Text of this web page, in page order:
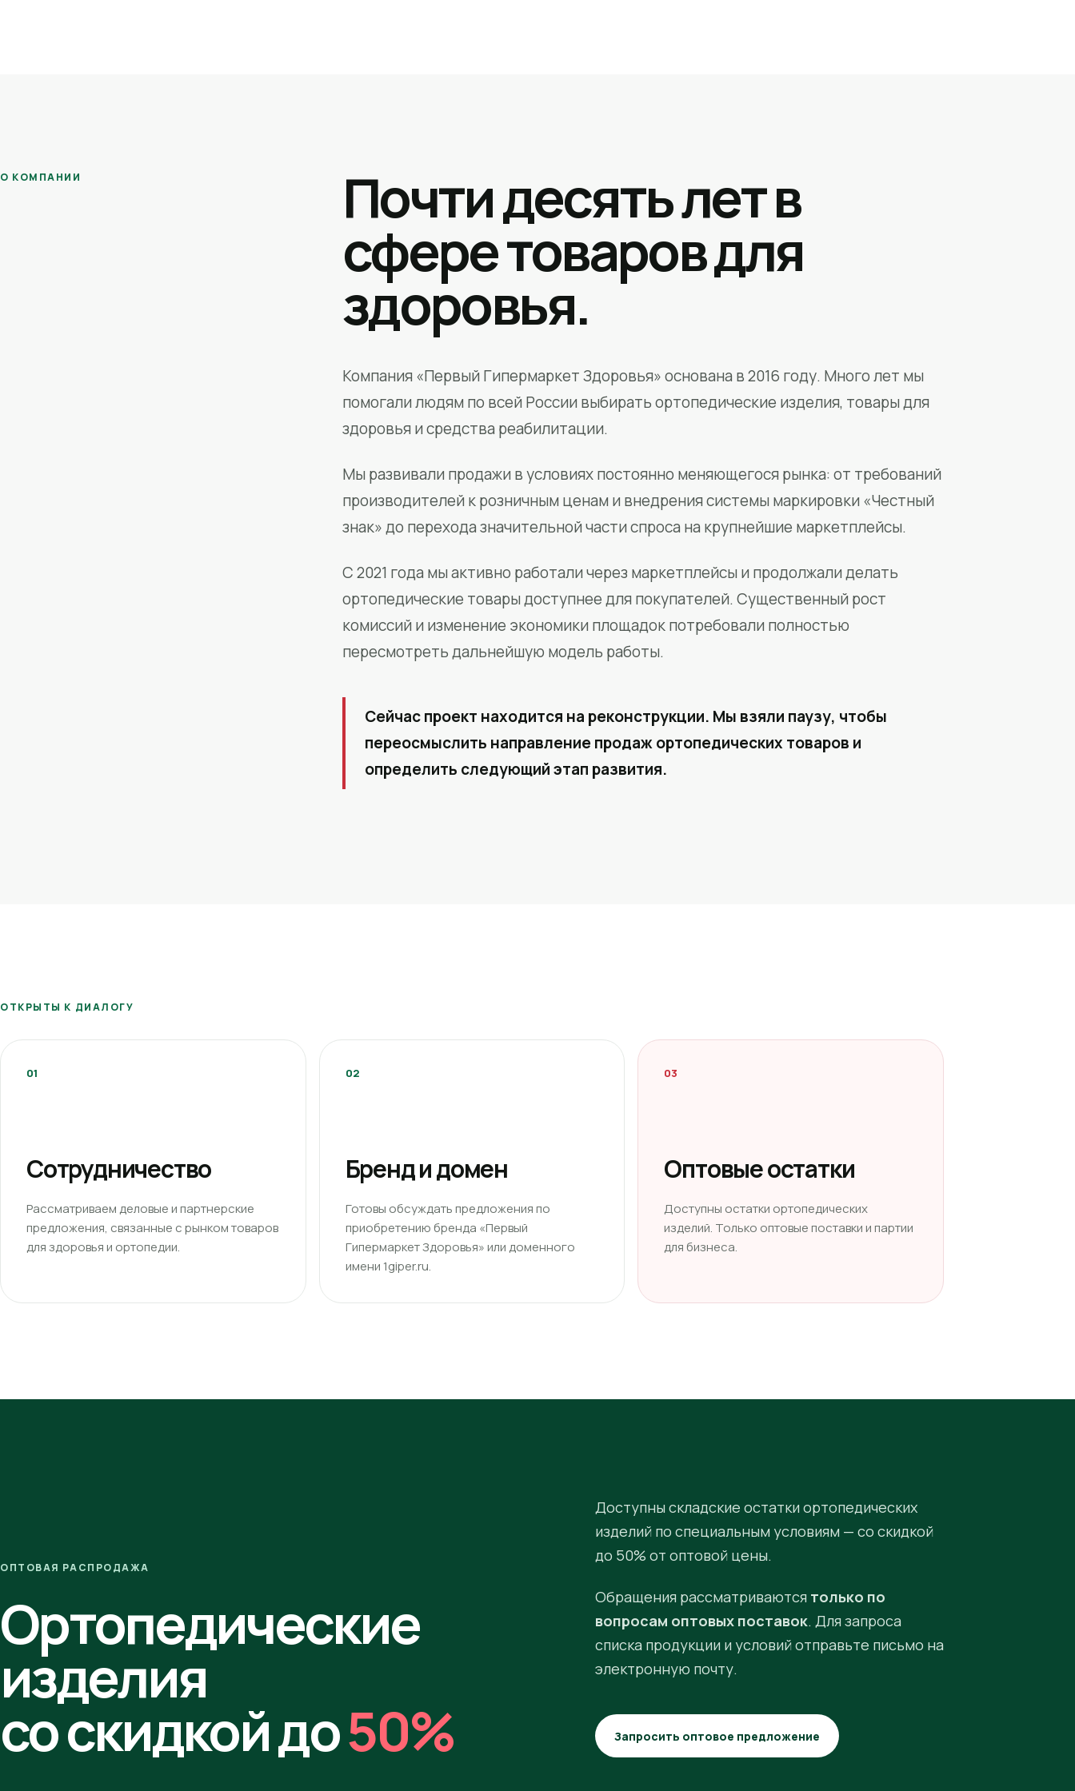
О КОМПАНИИ Почти десять лет в
сфере товаров для
здоровья.
Компания «Первый Гипермаркет Здоровья» основана в 2016 году. Много лет мы
помогали людям по всей России выбирать ортопедические изделия, товары для
здоровья и средства реабилитации.
Мы развивали продажи в условиях постоянно меняющегося рынка: от требований
производителей к розничным ценам и внедрения системы маркировки «Честный
знак» до перехода значительной части спроса на крупнейшие маркетплейсы.
С 2021 года мы активно работали через маркетплейсы и продолжали делать
ортопедические товары доступнее для покупателей. Существенный рост
комиссий и изменение экономики площадок потребовали полностью
пересмотреть дальнейшую модель работы.
Сейчас проект находится на реконструкции. Мы взяли паузу, чтобы
переосмыслить направление продаж ортопедических товаров и
определить следующий этап развития.
ОТКРЫТЫ К ДИАЛОГУ
01
Сотрудничество
Рассматриваем деловые и партнерские
предложения, связанные с рынком товаров
для здоровья и ортопедии.
02
Бренд и домен
Готовы обсуждать предложения по
приобретению бренда «Первый
Гипермаркет Здоровья» или доменного
имени 1giper.ru.
03
Оптовые остатки
Доступны остатки ортопедических
изделий. Только оптовые поставки и партии
для бизнеса.
ОПТОВАЯ РАСПРОДАЖА
Ортопедические
изделия
со скидкой до50%
Доступны складские остатки ортопедических
изделий по специальным условиям — со скидкой
до 50% от оптовой цены.
Обращения рассматриваются только по
вопросам оптовых поставок. Для запроса
списка продукции и условий отправьте письмо на
электронную почту.
Запросить оптовое предложение